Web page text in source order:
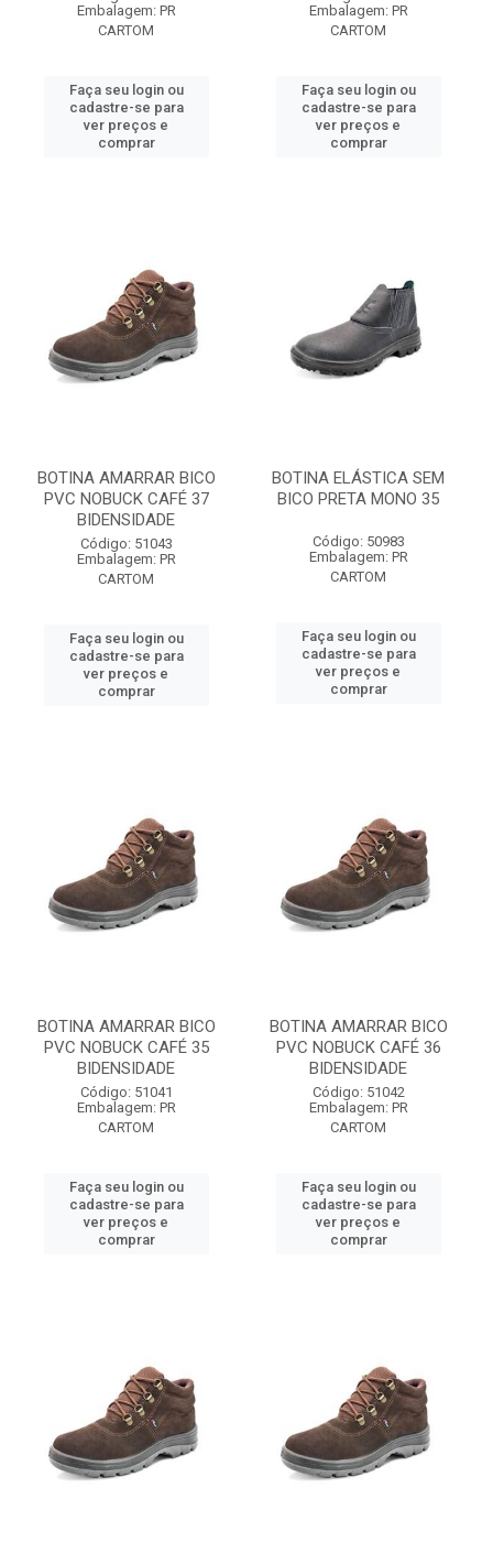
Embalagem: PR
CARTOM
Faça seu login ou
cadastre-se para
ver preços e
comprar
Embalagem: PR
CARTOM
Faça seu login ou
cadastre-se para
ver preços e
comprar
BOTINA AMARRAR BICO
PVC NOBUCK CAFÉ 37
BIDENSIDADE
Código: 51043
Embalagem: PR
CARTOM
Faça seu login ou
cadastre-se para
ver preços e
comprar
BOTINA ELÁSTICA SEM
BICO PRETA MONO 35
Código: 50983
Embalagem: PR
CARTOM
Faça seu login ou
cadastre-se para
ver preços e
comprar
BOTINA AMARRAR BICO
PVC NOBUCK CAFÉ 35
BIDENSIDADE
Código: 51041
Embalagem: PR
CARTOM
Faça seu login ou
cadastre-se para
ver preços e
comprar
BOTINA AMARRAR BICO
PVC NOBUCK CAFÉ 36
BIDENSIDADE
Código: 51042
Embalagem: PR
CARTOM
Faça seu login ou
cadastre-se para
ver preços e
comprar